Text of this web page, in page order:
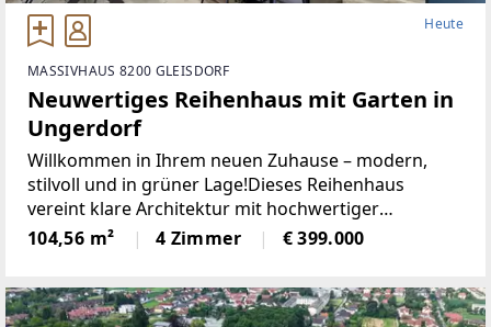
Heute
MASSIVHAUS 8200 GLEISDORF
Neuwertiges Reihenhaus mit Garten in
Ungerdorf
Willkommen in Ihrem neuen Zuhause – modern,
stilvoll und in grüner Lage!Dieses Reihenhaus
vereint klare Architektur mit hochwertiger
Ausstattung und schafft ein Ambiente, in dem Sie
sich sofort wohlfühlen werden.Errichtet im Jahr
104,56 m² 4 Zimmer € 399.000